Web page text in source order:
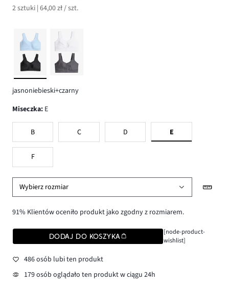
2 sztuki | 64,00 zł / szt.
jasnoniebieski+czarny
Miseczka: E
B C D E
F
Wybierz rozmiar
91% Klientów oceniło produkt jako zgodny z rozmiarem.
DODAJ DO KOSZYKA
[node-product-
wishlist]
486 osób lubi ten produkt
179 osób oglądało ten produkt w ciągu 24h